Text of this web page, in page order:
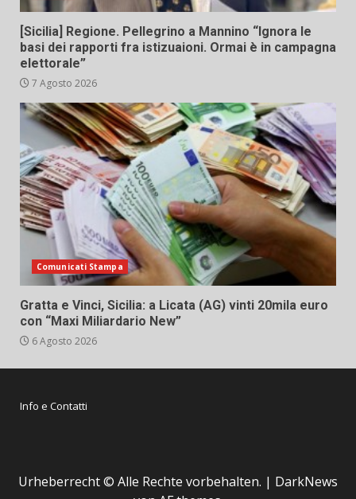
[Sicilia] Regione. Pellegrino a Mannino “Ignora le
basi dei rapporti fra istizuaioni. Ormai è in campagna
elettorale”
7 Agosto 2026
Comunicati Stampa
Gratta e Vinci, Sicilia: a Licata (AG) vinti 20mila euro
con “Maxi Miliardario New”
6 Agosto 2026
Info e Contatti
Urheberrecht © Alle Rechte vorbehalten. | DarkNews